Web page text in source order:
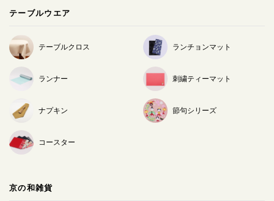
テーブルウエア
テーブルクロス ランチョンマット
ランナー 刺繍ティーマット
ナプキン 節句シリーズ
コースター
京の和雑貨